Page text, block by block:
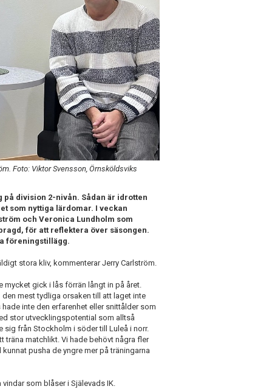
Foto: Viktor Svensson, Örnsköldsviks
division 2-nivån. Sådan är idrotten
som nyttiga lärdomar. I veckan
och Veronica Lundholm som
för att reflektera över säsongen.
föreningstillägg.
stora kliv, kommenterar Jerry Carlström.
gick i lås förrän långt in på året.
mest tydliga orsaken till att laget inte
inte den erfarenhet eller snittålder som
stor utvecklingspotential som alltså
sig från Stockholm i söder till Luleå i norr.
träna matchlikt. Vi hade behövt några fler
pusha de yngre mer på träningarna
som blåser i Själevads IK.